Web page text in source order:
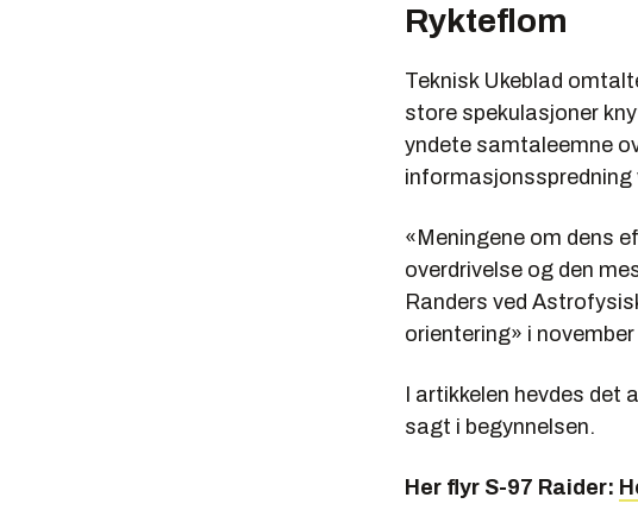
Rykteflom
Teknisk Ukeblad
store spekulasjoner
yndete samtaleemne
informasjonsspredning
«Meningene om dens
overdrivelse og den
Randers ved
orientering» i
I artikkelen hevdes
sagt i begynnelsen.
Her flyr S-97 Raider: